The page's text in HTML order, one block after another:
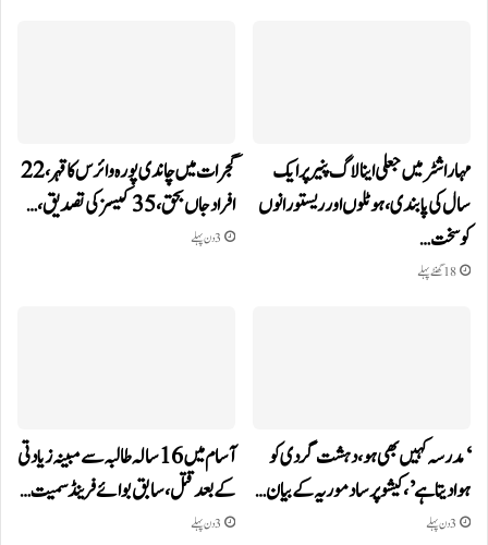
مہاراشٹر میں جعلی اینالاگ پنیر پر ایک
سال کی پابندی، ہوٹلوں اور ریستورانوں
کو سخت…
18 گھنٹے پہلے
گجرات میں چاندی پورہ وائرس کا قہر، 22
افراد جاں بحق، 35 کیسز کی تصدیق،…
3 دن پہلے
‘مدرسہ کہیں بھی ہو، دہشت گردی کو
ہوا دیتا ہے’، کیشو پرساد موریہ کے بیان…
3 دن پہلے
آسام میں 16 سالہ طالبہ سے مبینہ زیادتی
کے بعد قتل، سابق بوائے فرینڈ سمیت…
3 دن پہلے